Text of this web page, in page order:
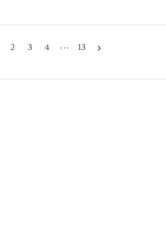
다. 수족을 살짝 건드렸을 때 빠르고 민첩하게 반응 하는지 확인해..
2 3 4 ··· 13 navigate_next